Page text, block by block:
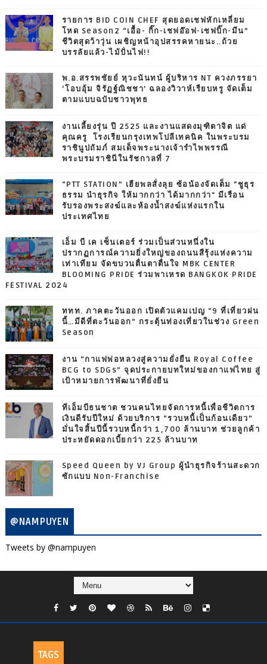
รายการ BID COIN CHEF สุดยอดเชฟหักเหลี่ยม
โหด Season2 “เอื้อ- กิ๊ก-เชฟอ๊อฟ-เชฟบิ๊ก-มีน”
ชีวิตสุดว้าวุ่น เผชิญหน้าอุปสรรคหายนะ..ถ้วย
บรรลัยแล้ว-ไม้ปั่นไฟ!!
พ.อ.สรรพชัยย์ หุวะนันทน์ ผู้บริหาร NT ควงภรรยา
‘โอบอุ้ม จิรัฏฐ์ณิชชา’ ฉลองวิวาห์เรียบหรู จัดเต็ม
ตามแบบฉบับชาวพุทธ
งานเลี้ยงรุ่น ปี 2525 และงานแสดงมุฑิตาจิต แด่
คุณครู โรงเรียนกรุงเทพโปลีเทคนิค ในพระบรม
ราชินูปถัมภ์ สมเด็จพระนางเจ้ารำไพพรรณี
พระบรมราชินีในรัชกาลที่ 7
“PTT STATION” เฮียพลสั่งลุย ซ้อน้องจัดเต็ม "ชูธุร
ธรรม นำธุรกิจ ให้มากกว่า ได้มากกว่า" มีเรือน
รับรองพระสงฆ์และห้องน้ำสงฆ์แห่งแรกใน
ประเทศไทย
เอ็ม บี เค เซ็นเตอร์ ร่วมเป็นส่วนหนึ่งใน
ปรากฏการณ์ความยิ่งใหญ่ของถนนสีรุ้งแห่งความ
เท่าเทียม จัดขบวนตื่นตาตื่นใจ MBK CENTER
BLOOMING PRIDE ร่วมพาเหรด BANGKOK PRIDE
FESTIVAL 2024
ททท. ภาคตะวันออก เปิดตัวแคมเปญ “9 ที่เที่ยวฝน
นี้…มีดีที่ตะวันออก” กระตุ้นท่องเที่ยวในช่วง Green
Season
งาน “กาแฟพ่อหลวงสู่ความยั่งยืน Royal Coffee
BCG to SDGs” จุดประกายบทใหม่ของกาแฟไทย สู่
เป้าหมายการพัฒนาที่ยั่งยืน
ทีเอ็มบีธนชาต ชวนคนไทยจัดการหนี้เพื่อชีวิตการ
เงินดีรับปีใหม่ ด้วยบริการ “รวบหนี้เป็นก้อนเดียว”
มั่นใจสิ้นปีนี้รวบหนี้กว่า 1,700 ล้านบาท ช่วยลูกค้า
ประหยัดดอกเบี้ยกว่า 225 ล้านบาท
Speed Queen by VJ Group ผู้นำธุรกิจร้านสะดวก
ซักแบบ Non-Franchise
@NAMPUYEN
Tweets by @nampuyen
TAGS